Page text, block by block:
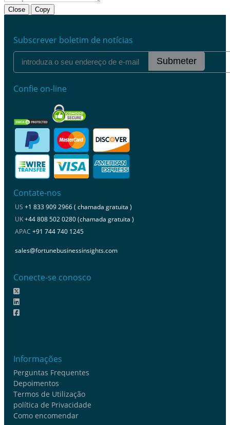
Close Copy
Subscrever boletim de notícias
Submeter
Confie on-line
Contate-nos
US +1 833 909 2966 ( chamada gratuita )
UK+44 808 502 0280 (chamada gratuita )
APAC +91 744 740 1245
sales@fortunebusinessinsights.com
Conecte-se conosco
Informações
Perguntas Frequentes
Depoimentos
Termos de Utilização
política de Privacidade
Como encomendar